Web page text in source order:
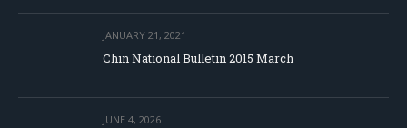
JANUARY 21, 2021
Chin National Bulletin 2015 March
JUNE 4, 2026